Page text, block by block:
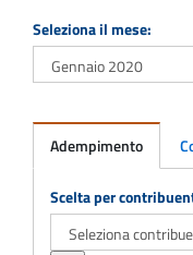
Seleziona il mese:
Adempimento
Adempimento
Scelta per